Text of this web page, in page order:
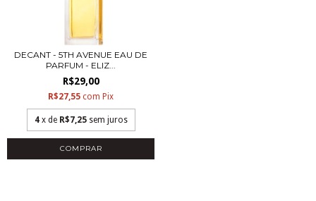
DECANT - 5TH AVENUE EAU DE
PARFUM - ELIZ...
R$29,00
R$27,55 com Pix
4 x de R$7,25 sem juros
COMPRAR